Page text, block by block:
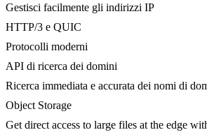
Gestisci facilmente gli indirizzi IP
HTTP/3 e QUIC
Protocolli moderni
API di ricerca dei domini
Ricerca immediata e accurata dei nomi di
Object Storage
Get direct access to large files at the edge